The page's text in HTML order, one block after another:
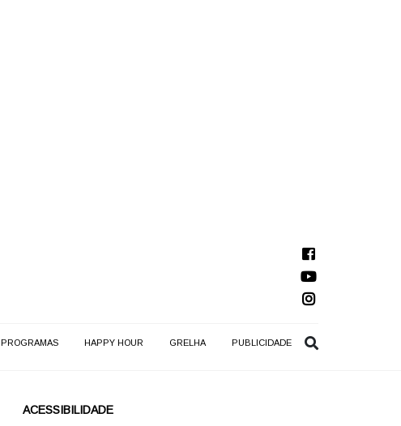
PROGRAMAS HAPPY HOUR GRELHA PUBLICIDADE
ACESSIBILIDADE